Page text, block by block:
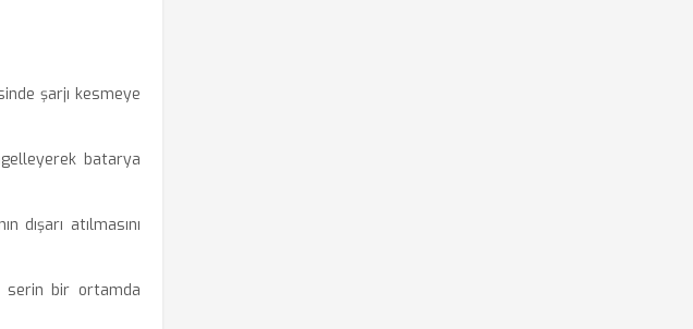
şarjı kesmeye
batarya
dışarı atılmasını
serin bir ortamda